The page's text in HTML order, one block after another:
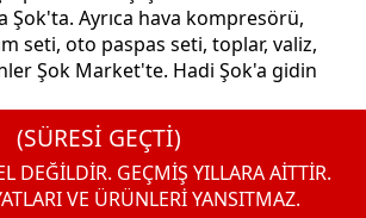
Şok'ta. Ayrıca hava kompresörü,
seti, oto paspas seti, toplar, valiz,
Şok Market'te. Hadi Şok'a gidin
(SÜRESİ GEÇTİ)
DEĞİLDİR. GEÇMİŞ YILLARA AİTTİR.
VE ÜRÜNLERİ YANSITMAZ.